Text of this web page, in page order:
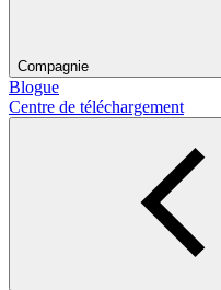
Compagnie
Blogue
Centre de téléchargement